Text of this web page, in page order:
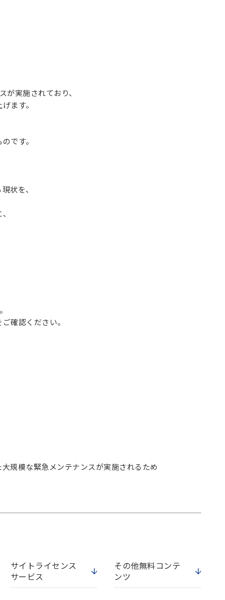
実施されており、
ます。
です。
状を、
確認ください。
規模な緊急メンテナンスが実施されるため
サイトライセンス
サービス
その他無料コンテ
ンツ